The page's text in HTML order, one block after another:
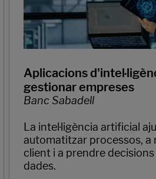
Aplicacions
gestionar empreses
Banc Sabadell
La intel·ligència artificial
automatitzar processos, a
client i a prendre
dades.